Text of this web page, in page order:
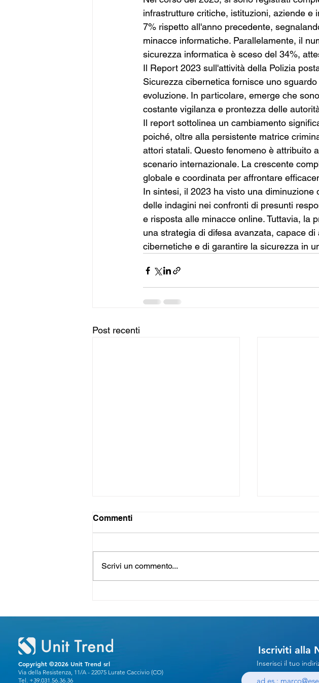
infrastrutture critiche, istituzioni, aziende e
7% rispetto all'anno precedente,
minacce informatiche. Parallelamente, il
sicurezza informatica è sceso del 34%,
Il Report 2023 sull'attività della Polizia
Sicurezza cibernetica fornisce uno
evoluzione. In particolare, emerge che
costante vigilanza e prontezza delle
Il report sottolinea un cambiamento
poiché, oltre alla persistente matrice
attori statali. Questo fenomeno è attribuito
scenario internazionale. La crescente
globale e coordinata per affrontare
In sintesi, il 2023 ha visto una
delle indagini nei confronti di presunti
e risposta alle minacce online. Tuttavia, la
una strategia di difesa avanzata, capace
cibernetiche e di garantire la sicurezza in
Post recenti
Commenti
Scrivi un commento...
Copyright ©2026 Unit Trend srl
Via della Resistenza, 11/A - 22075 Lurate Caccivio (CO)
Tel. +39.031.56.36.36
Iscriviti alla
Inserisci il tuo